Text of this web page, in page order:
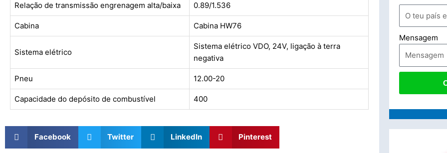
Relação de transmissão engrenagem alta/baixa 0.89/1.536
Cabina Cabina HW76
Sistema elétrico
Sistema elétrico VDO, 24V, ligação à terra
negativa
Pneu 12.00-20
Capacidade do depósito de combustível 400
Facebook Twitter LinkedIn Pinterest
Mensagem